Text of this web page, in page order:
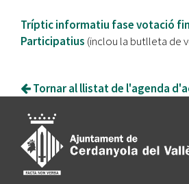
Tríptic informatiu fase votació
Participatius (inclou la butlleta de
Tornar al llistat de l'agenda